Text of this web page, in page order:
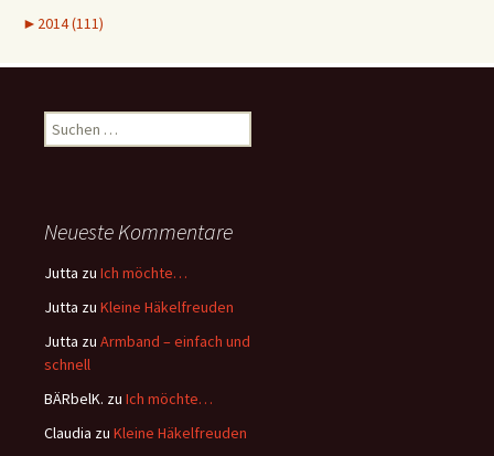
► 2014 (111)
Suchen
nach:
Neueste Kommentare
Jutta zu Ich möchte…
Jutta zu Kleine Häkelfreuden
Jutta zu Armband – einfach und
schnell
BÄRbelK. zu Ich möchte…
Claudia zu Kleine Häkelfreuden